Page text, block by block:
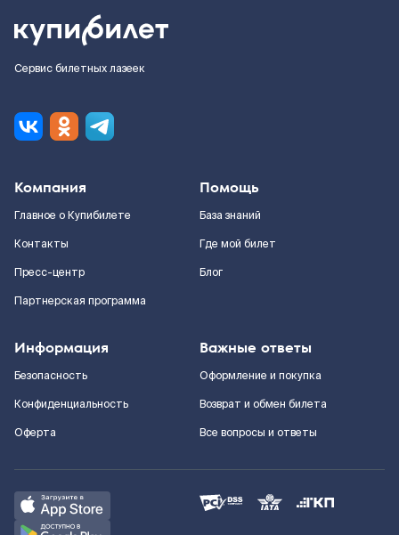
Сервис билетных лазеек
Компания
Главное о Купибилете
Контакты
Пресс-центр
Партнерская программа
Помощь
База знаний
Где мой билет
Блог
Информация
Безопасность
Конфиденциальность
Оферта
Важные ответы
Оформление и покупка
Возврат и обмен билета
Все вопросы и ответы